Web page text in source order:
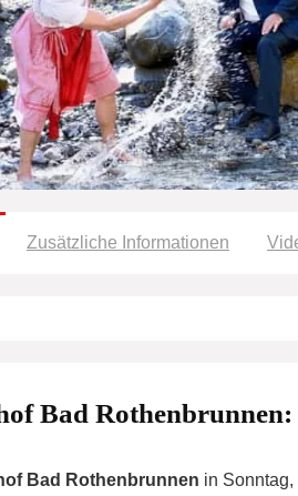
Zusätzliche Informationen
Bad
Bad Rothenbrunnen in